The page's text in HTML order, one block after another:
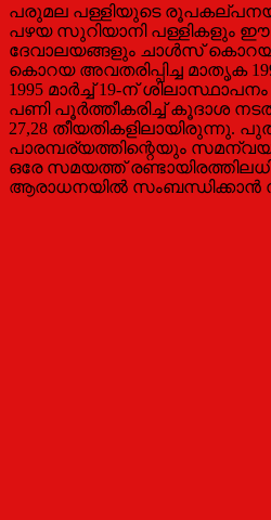
പരുമല പള്ളിയുടെ
പഴയ സുറിയാനി പള്ളികളും
ദേവാലയങ്ങളും ചാൾസ് കൊറയ
കൊറയ അവതരിപ്പിച്ച മാതൃക
1995 മാർച്ച് 19-ന്
പണി പൂർത്തീകരിച്ച് കൂദാശ
27,28 തീയതികളിലായിരുന്നു.
പാരമ്പര്യത്തിന്റെയും
ഒരേ സമയത്ത്
ആരാധനയിൽ